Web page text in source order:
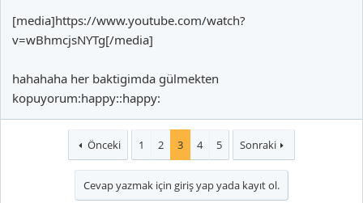
[media]https://www.youtube.com/watch?
v=wBhmcjsNYTg[/media]
hahahaha her baktigimda gülmekten
kopuyorum:happy::happy:
Önceki 1 2 3 4 5 Sonraki
Cevap yazmak için giriş yap yada kayıt ol.